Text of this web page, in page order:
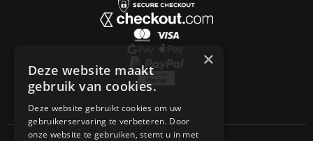
×
Deze website maakt
gebruik van cookies.
Deze website gebruikt cookies om uw
gebruikerservaring te verbeteren. Door
onze website te gebruiken, stemt u in met